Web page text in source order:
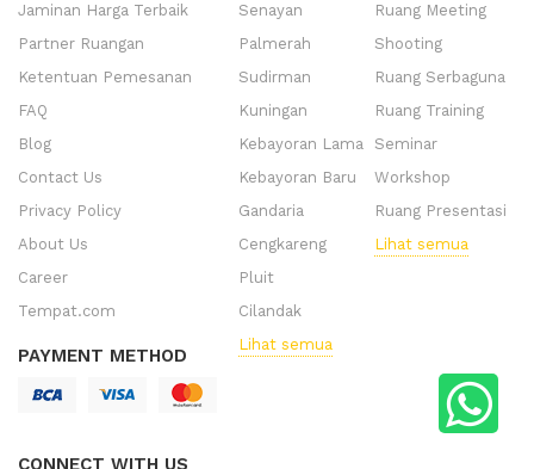
Jaminan Harga Terbaik
Partner Ruangan
Ketentuan Pemesanan
FAQ
Blog
Contact Us
Privacy Policy
About Us
Career
Tempat.com
PAYMENT METHOD
CONNECT WITH US
Senayan
Palmerah
Sudirman
Kuningan
Kebayoran Lama
Kebayoran Baru
Gandaria
Cengkareng
Pluit
Cilandak
Lihat semua
Ruang Meeting
Shooting
Ruang Serbaguna
Ruang Training
Seminar
Workshop
Ruang Presentasi
Lihat semua